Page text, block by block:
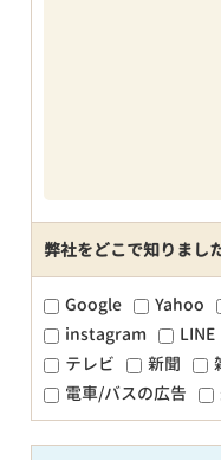
弊社をどこで知りま
Google Yahoo
instagram
LINE
テレビ
新聞
電車/バスの広告